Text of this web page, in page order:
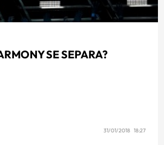
SE SEPARA?
31/01/2018 18:27